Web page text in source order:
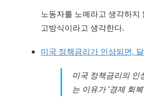
노동자를 노예라고 생각하
고방식이라고 생각한다.
미국 정책금리가 인상되면,
미국 정책금리의 인
는 이유가 ‘경제 회